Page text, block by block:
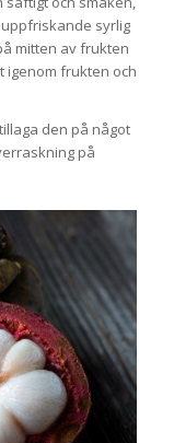
syrlig
mitten av frukten
igenom frukten och
den på något
på